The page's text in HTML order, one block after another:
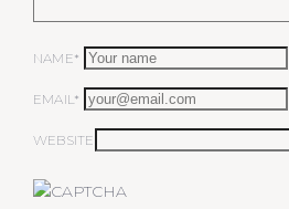
NAME*
EMAIL*
WEBSITE